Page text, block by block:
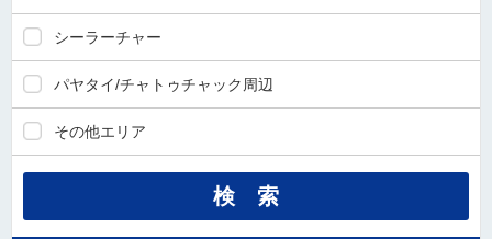
シーラーチャー
パヤタイ/チャトゥチャック周辺
その他エリア